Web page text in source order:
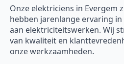
Onze elektriciens in Evergem
hebben jarenlange ervaring
aan elektriciteitswerken. Wij
van kwaliteit en
onze werkzaamheden.